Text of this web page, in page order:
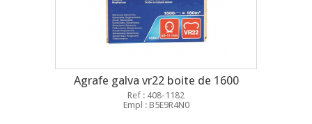
Agrafe galva vr22 boite de 1600
Ref : 408-1182
Empl : B5E9R4N0